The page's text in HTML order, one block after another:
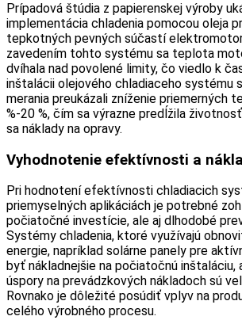
Prípadová štúdia z papierenskej výroby
implementácia chladenia pomocou oleja
tepkotných pevných súčastí
zavedením tohto systému sa teplota
dvíhala nad povolené limity, čo viedlo k
inštalácii olejového chladiaceho systému
merania preukázali zníženie priemerných
%-20 %, čím sa výrazne predĺžila
sa náklady na opravy.
Vyhodnotenie efektívnosti a
Pri hodnotení efektívnosti chladiacich
priemyselných aplikáciách je potrebné
počiatočné investície, ale aj dlhodobé
Systémy chladenia, ktoré využívajú
energie, napríklad solárne panely pre
byť nákladnejšie na počiatočnú inštaláciu,
úspory na prevádzkových nákladoch sú
Rovnako je dôležité posúdiť vplyv na
celého výrobného procesu.